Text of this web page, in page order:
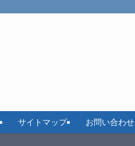
サイトマップ お問い合わせ